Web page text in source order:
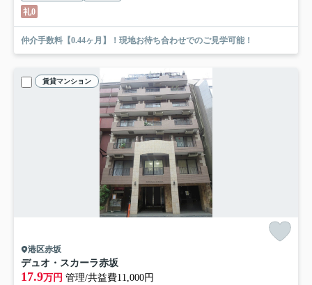
礼0
仲介手数料【0.44ヶ月】！現地お待ち合わせでのご見学可能！
賃貸マンション
港区赤坂
デュオ・スカーラ赤坂
17.9万円 管理/共益費11,000円